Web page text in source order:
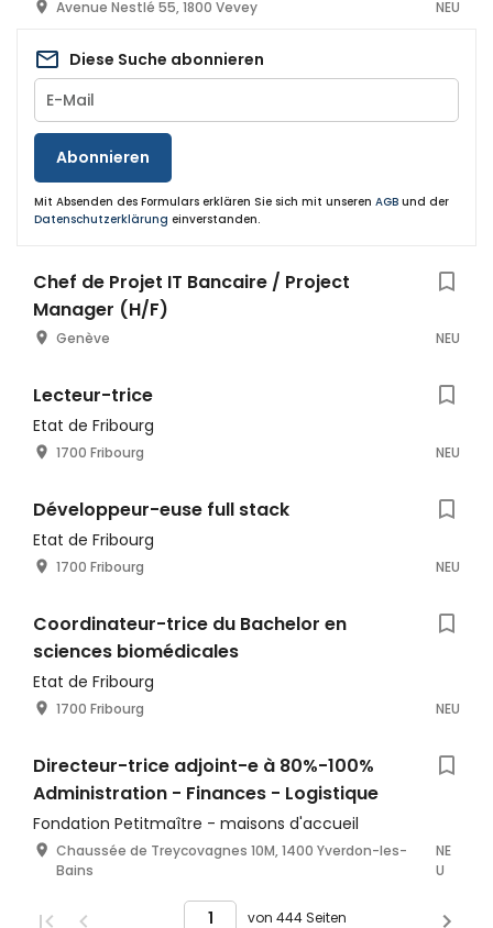
Avenue Nestlé 55, 1800 Vevey NEU
Diese Suche abonnieren
Abonnieren
Mit Absenden des Formulars erklären Sie sich mit unseren AGB und der
Datenschutzerklärung einverstanden.
Chef de Projet IT Bancaire / Project
Manager (H/F)
Genève NEU
Lecteur-trice
Etat de Fribourg
1700 Fribourg NEU
Développeur-euse full stack
Etat de Fribourg
1700 Fribourg NEU
Coordinateur-trice du Bachelor en
sciences biomédicales
Etat de Fribourg
1700 Fribourg NEU
Directeur-trice adjoint-e à 80%-100%
Administration - Finances - Logistique
Fondation Petitmaître - maisons d'accueil
Chaussée de Treycovagnes 10M, 1400 Yverdon-les-
Bains
NE
U
von 444 Seiten